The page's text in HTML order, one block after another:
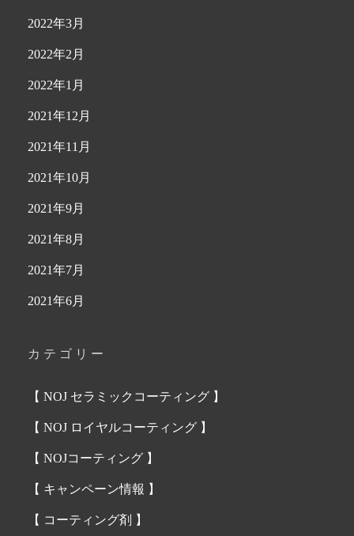
2022年3月
2022年2月
2022年1月
2021年12月
2021年11月
2021年10月
2021年9月
2021年8月
2021年7月
2021年6月
カテゴリー
【 NOJ セラミックコーティング 】
【 NOJ ロイヤルコーティング 】
【 NOJコーティング 】
【 キャンペーン情報 】
【 コーティング剤 】